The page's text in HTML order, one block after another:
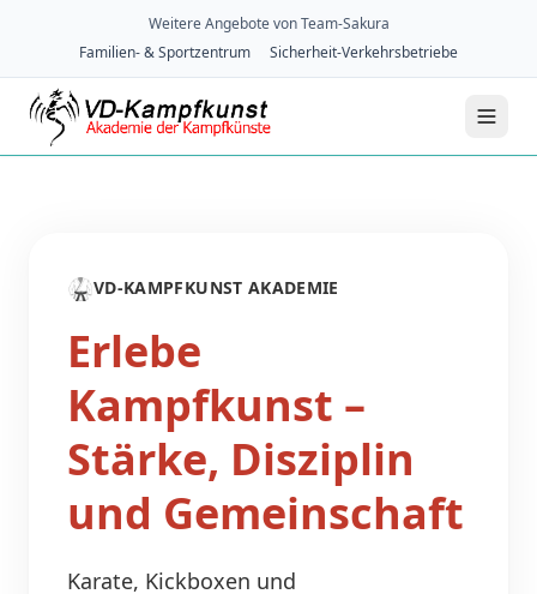
Weitere Angebote von Team-Sakura
Familien- & Sportzentrum
Sicherheit-Verkehrsbetriebe
🥋VD-KAMPFKUNST AKADEMIE
Erlebe
Kampfkunst –
Stärke, Disziplin
und Gemeinschaft
Karate, Kickboxen und